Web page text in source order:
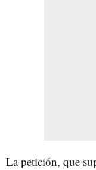
La petición, que